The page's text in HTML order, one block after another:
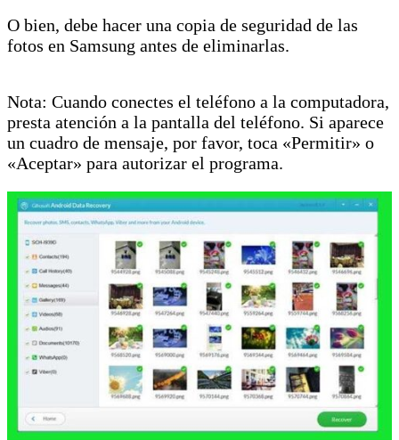
O bien, debe hacer una copia de seguridad de las
fotos en Samsung antes de eliminarlas.
Nota: Cuando conectes el teléfono a la computadora,
presta atención a la pantalla del teléfono. Si aparece
un cuadro de mensaje, por favor, toca «Permitir» o
«Aceptar» para autorizar el programa.